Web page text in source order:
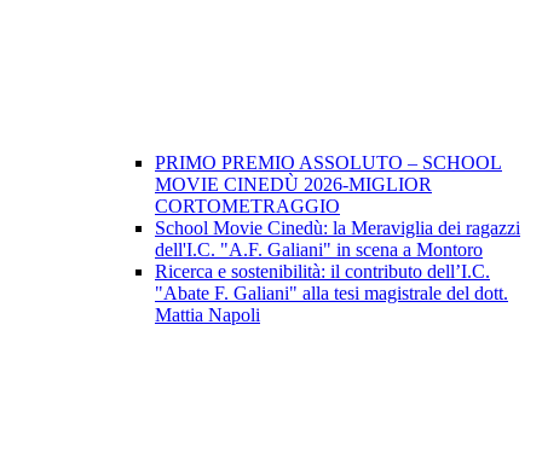
PRIMO PREMIO ASSOLUTO – SCHOOL
MOVIE CINEDÙ 2026-MIGLIOR
CORTOMETRAGGIO
School Movie Cinedù: la Meraviglia dei ragazzi
dell'I.C. "A.F. Galiani" in scena a Montoro
Ricerca e sostenibilità: il contributo dell’I.C.
"Abate F. Galiani" alla tesi magistrale del dott.
Mattia Napoli